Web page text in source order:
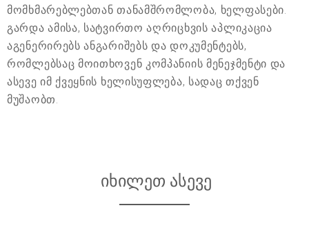
მომხმარებლებთან თანამშრომლობა, ხელფასები.
გარდა ამისა, სატვირთო აღრიცხვის აპლიკაცია
აგენერირებს ანგარიშებს და დოკუმენტებს,
რომლებსაც მოითხოვენ კომპანიის მენეჯმენტი და
ასევე იმ ქვეყნის ხელისუფლება, სადაც თქვენ
მუშაობთ.
იხილეთ ასევე